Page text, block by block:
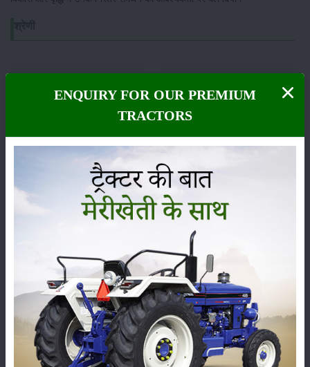
कीटनाशक
कृषि यंत्र
सम्पादकीय अन्य
ENQUIRY FOR OUR PREMIUM
TRACTORS